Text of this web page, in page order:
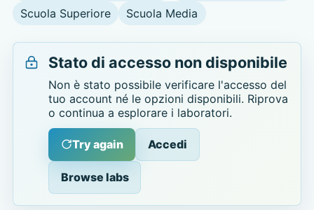
Scuola Superiore
Scuola Media
Stato di accesso non disponibile
Non è stato possibile verificare l'accesso del
tuo account né le opzioni disponibili. Riprova
o continua a esplorare i laboratori.
Try again Accedi
Browse labs